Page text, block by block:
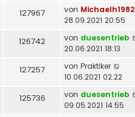
127967 von Michaelh1982
28.09.2021 20:55
126742 von duesentrieb
20.06.2021 18:13
127257 von Praktiker
10.06.2021 02:22
125736 von duesentrieb
09.05.2021 14:55